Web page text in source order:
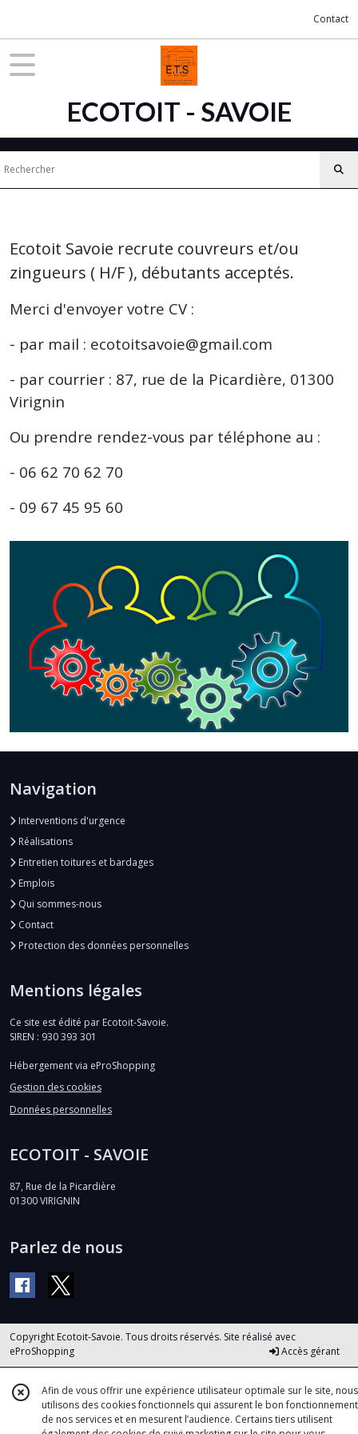
Contact
ECOTOIT - SAVOIE
Ecotoit Savoie recrute couvreurs et/ou
zingueurs ( H/F ), débutants acceptés.
Merci d'envoyer votre CV :
- par mail : ecotoitsavoie@gmail.com
- par courrier : 87, rue de la Picardière, 01300
Virignin
Ou prendre rendez-vous par téléphone au :
- 06 62 70 62 70
- 09 67 45 95 60
Navigation
Interventions d'urgence
Réalisations
Entretien toitures et bardages
Emplois
Qui sommes-nous
Contact
Protection des données personnelles
Mentions légales
Ce site est édité par Ecotoit-Savoie.
SIREN : 930 393 301
Hébergement via eProShopping
Gestion des cookies
Données personnelles
ECOTOIT - SAVOIE
87, Rue de la Picardière
01300VIRIGNIN
Parlez de nous
Copyright Ecotoit-Savoie. Tous droits réservés. Site réalisé avec
eProShopping
Accès gérant
Afin de vous offrir une expérience utilisateur optimale sur le site, nous
utilisons des cookies fonctionnels qui assurent le bon fonctionnement
de nos services et en mesurent l’audience. Certains tiers utilisent